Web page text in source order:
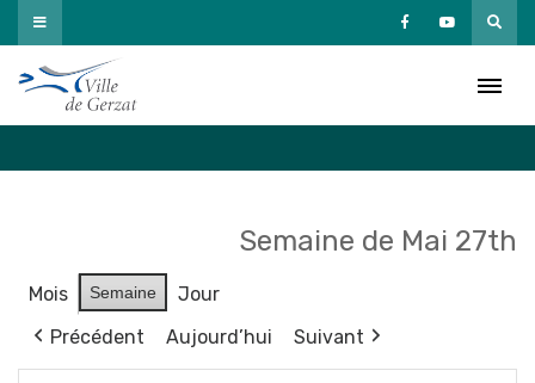
Passer
au
contenu
Semaine de Mai 27th
Mois Semaine
Jour
Précédent
Aujourd’hui Suivant